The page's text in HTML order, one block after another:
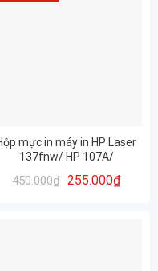
mực in máy in HP Laser
137fnw/ HP 107A/
450.000₫ 255.000₫